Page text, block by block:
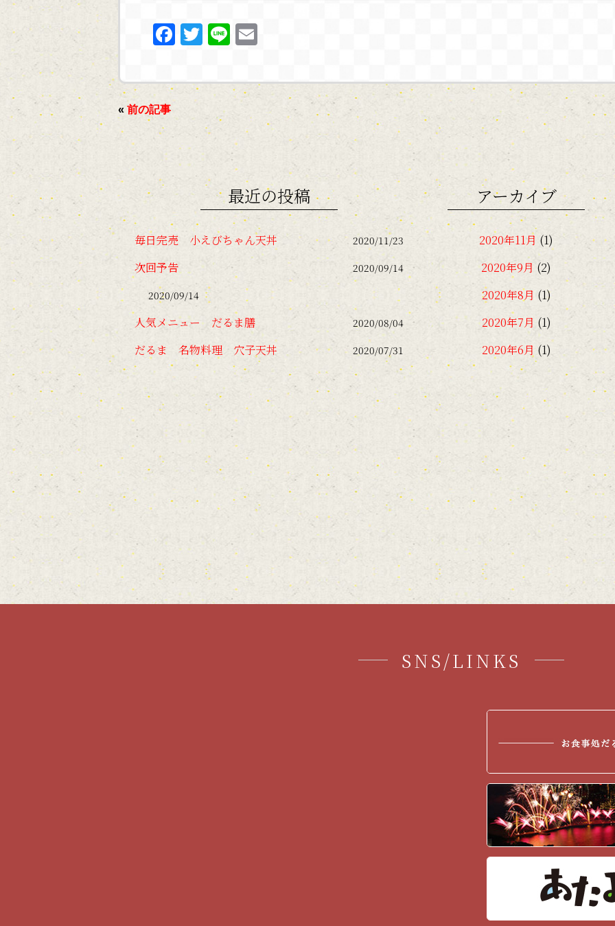
F
c
b
o
o
k
T
itt
er
Li
e
ai
l
« 前の記事
最近の投稿
毎日完売 小えびちゃん天丼 2020/11/23
次回予告
2020/09/14
2020/09/14
人気メニュー だるま膳 2020/08/04
だるま 名物料理 穴子天丼 2020/07/31
アーカイブ
2020年11月 (1)
2020年9月 (2)
2020年8月 (1)
2020年7月 (1)
2020年6月 (1)
2018年11月
2018年7月
(1)
2018年4月
2018年2月
(1)
2018年1月
2017年12月 (1)
2017年11月
2017年9月
(1)
2017年7月
2017年5月
2017年2月(3)
2016年11月(5)
SNS/LINKS